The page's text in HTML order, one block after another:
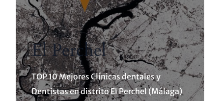
El Perchel
TOP 10 Mejores Clínicas dentales y
Dentistas en distrito El Perchel (Málaga)